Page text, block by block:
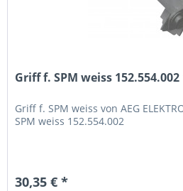
Griff f. SPM weiss 152.554.002
Griff f. SPM weiss von AEG
SPM weiss 152.554.002
30,35 € *